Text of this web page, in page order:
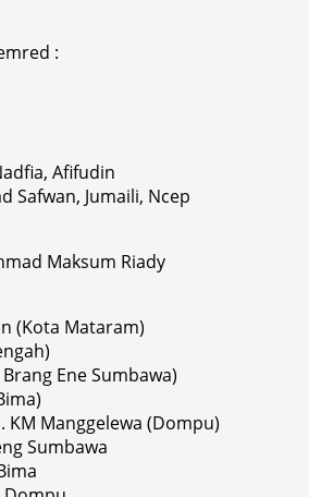
:
Afifudin
Safwan, Jumaili, Ncep
Maksum Riady
(Kota Mataram)
Ene Sumbawa)
KM Manggelewa (Dompu)
Sumbawa